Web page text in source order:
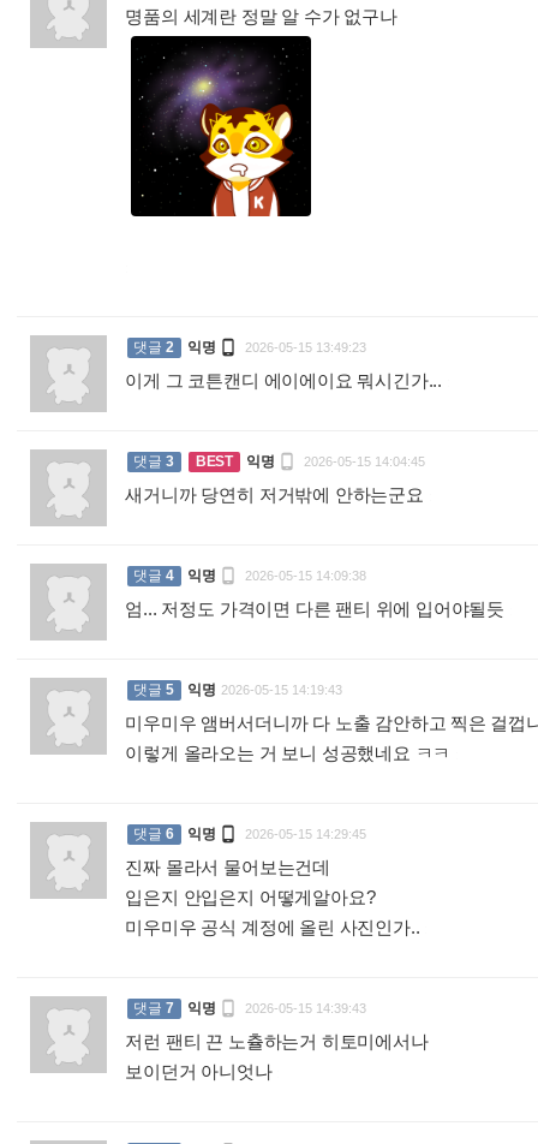
명품의 세계란 정말 알 수가 없구나
댓글 2 익명  2026-05-15 13:49:23
이게 그 코튼캔디 에이에이요 뭐시긴가...
댓글 3 BEST 익명  2026-05-15 14:04:45
새거니까 당연히 저거밖에 안하는군요
댓글 4 익명  2026-05-15 14:09:38
엄... 저정도 가격이면 다른 팬티 위에 입어야될듯
댓글 5 익명 2026-05-15 14:19:43
미우미우 앰버서더니까 다 노출 감안하고 찍은 걸
이렇게 올라오는 거 보니 성공했네요 ㅋㅋ
댓글 6 익명  2026-05-15 14:29:45
진짜 몰라서 물어보는건데
입은지 안입은지 어떻게알아요?
미우미우 공식 계정에 올린 사진인가..
댓글 7 익명  2026-05-15 14:39:43
저런 팬티 끈 노츌하는거 히토미에서나
보이던거 아니엇나